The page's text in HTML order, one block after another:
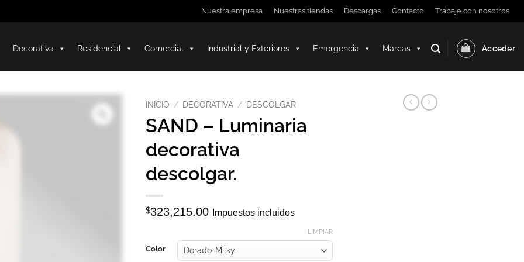
Nuestra empresa Nuestras tiendas Descargas Contacto Trabaje con nosotros
Decorativa Residencial Comercial Industrial y Exteriores Emergencia Marcas Acceder
INICIO / DECORATIVA / DESCOLGAR
SAND – Luminaria
decorativa
descolgar.
$323,215.00 Impuestos incluidos
Color
LIMPIAR